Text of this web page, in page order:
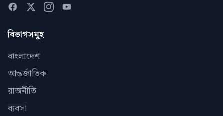
বিভাগসমূহ
বাংলাদেশ
আন্তর্জাতিক
রাজনীতি
ব্যবসা